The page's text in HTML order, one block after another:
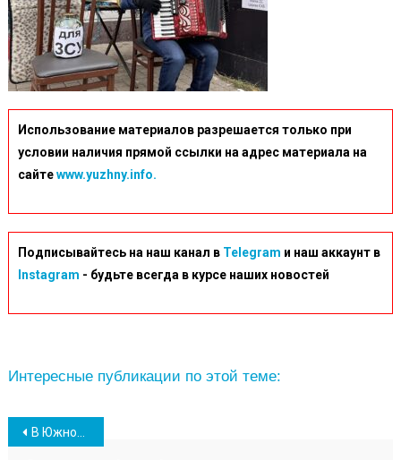
Использование материалов разрешается только при
условии наличия прямой ссылки на адрес материала на
сайтеwww.yuzhny.info.
Подписывайтесь на наш канал в Telegram и наш аккаунт в
Instagram - будьте всегда в курсе наших новостей
Интересные публикации по этой теме:
Навігація
В Южному школяр збирає донати для ЗСУ, граючи на акордеоні